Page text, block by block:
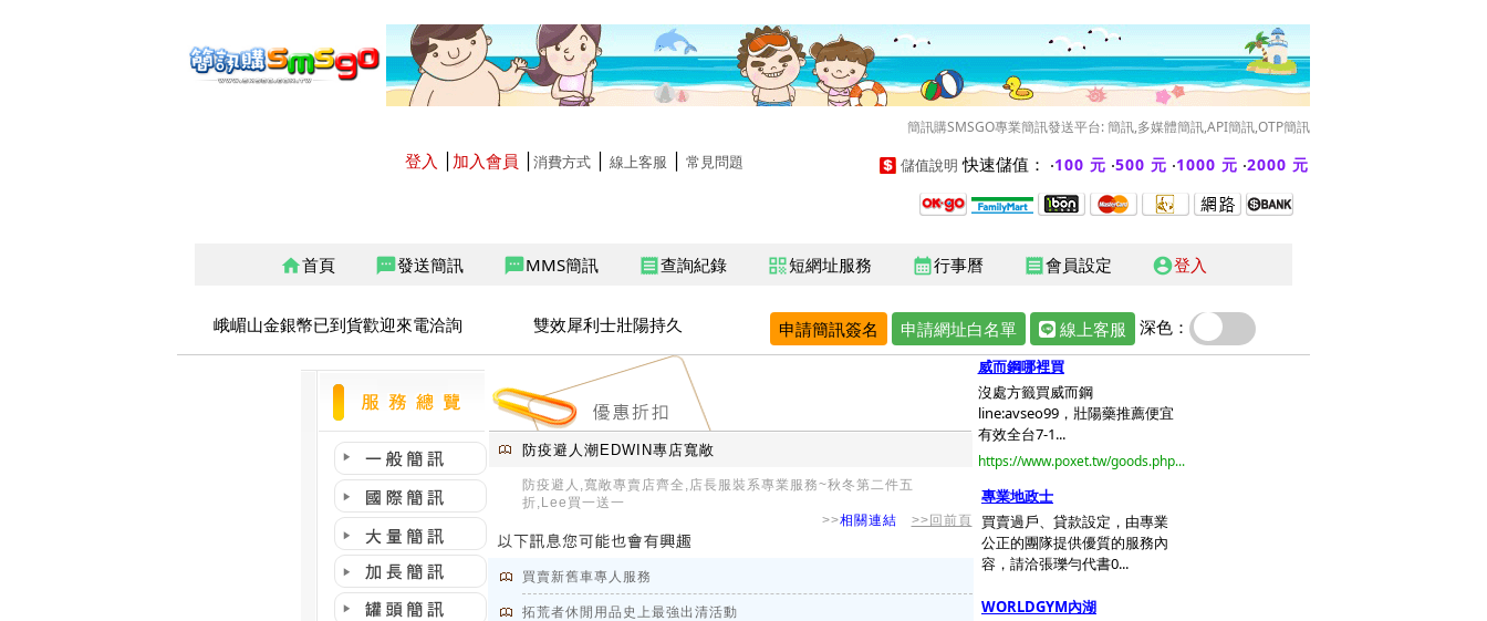
簡訊購SMSGO專業簡訊發送平台: 簡訊,多媒體簡訊,API簡訊,OTP簡訊
登入 加入會員 消費方式 線上客服 常見問題 儲值說明 快速儲值： ‧100 元 ‧500 元 ‧1000 元 ‧2000 元
home首頁 sms發送簡訊 smsMMS簡訊 receipt 查詢紀錄 qr_code短網址服務 calendar_month行事曆 receipt 會員設定 account_circle登入
峨嵋山金銀幣已到貨歡迎來電洽詢 雙效犀利士壯陽持久 申請簡訊簽名 申請網址白名單 線上客服 深色：
防疫避人潮EDWIN專店寬敞
防疫避人,寬敞專賣店齊全,店長服裝系專業服務~秋冬第二件五
折,Lee買一送一
>>相關連結 >>回前頁
買賣新舊車專人服務
拓荒者休閒用品史上最強出清活動
威而鋼哪裡買
沒處方籤買威而鋼
line:avseo99，壯陽藥推薦便宜
有效全台7-1...
https://www.poxet.tw/goods.php...
專業地政士
買賣過戶、貸款設定，由專業
公正的團隊提供優質的服務內
容，請洽張瓅勻代書0...
WORLDGYM內湖